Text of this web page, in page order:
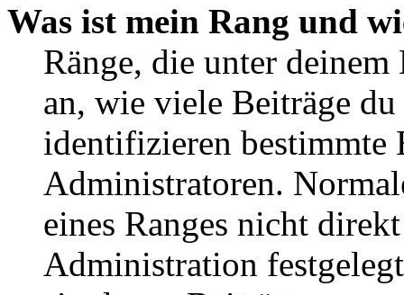
Was ist mein Rang und
Ränge, die unter deinem
an, wie viele Beiträge
identifizieren bestimmte
Administratoren.
eines Ranges nicht
Administration